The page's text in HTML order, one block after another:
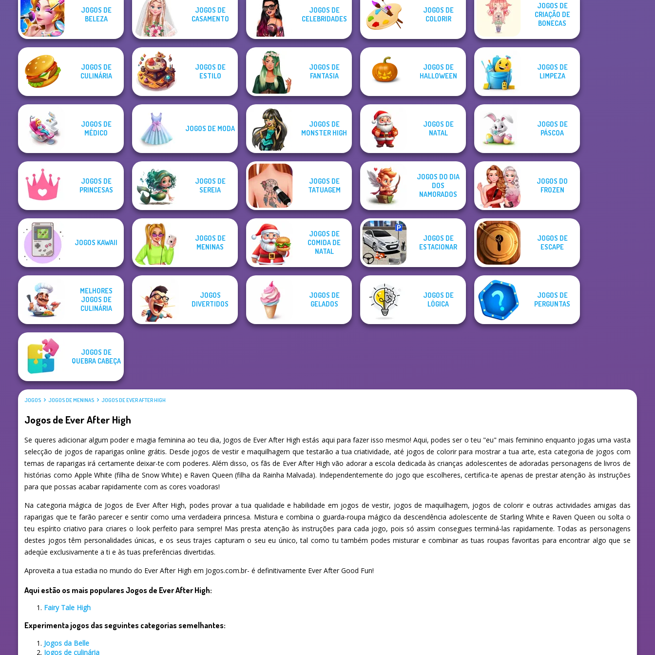
JOGOS DE
BELEZA
JOGOS DE
CASAMENTO
JOGOS DE
CELEBRIDADES
JOGOS DE
COLORIR
JOGOS DE
CRIAÇÃO DE
BONECAS
JOGOS DE
CULINÁRIA
JOGOS DE
ESTILO
JOGOS DE
FANTASIA
JOGOS DE
HALLOWEEN
JOGOS DE
LIMPEZA
JOGOS DE
MÉDICO
JOGOS DE MODA
JOGOS DE
MONSTER HIGH
JOGOS DE
NATAL
JOGOS DE
PÁSCOA
JOGOS DE
PRINCESAS
JOGOS DE
SEREIA
JOGOS DE
TATUAGEM
JOGOS DO DIA
DOS
NAMORADOS
JOGOS DO
FROZEN
JOGOS KAWAII
JOGOS DE
MENINAS
JOGOS DE
COMIDA DE
NATAL
JOGOS DE
ESTACIONAR
JOGOS DE
ESCAPE
MELHORES
JOGOS DE
CULINÁRIA
JOGOS
DIVERTIDOS
JOGOS DE
GELADOS
JOGOS DE
LÓGICA
JOGOS DE
PERGUNTAS
JOGOS DE
QUEBRA CABEÇA
JOGOS JOGOS DE MENINAS JOGOS DE EVER AFTER HIGH
Jogos de Ever After High
Se queres adicionar algum poder e magia feminina ao teu dia, Jogos de Ever After High estás aqui para fazer isso mesmo! Aqui, podes ser o teu "eu" mais feminino enquanto jogas uma vasta
selecção de jogos de raparigas online grátis. Desde jogos de vestir e maquilhagem que testarão a tua criatividade, até jogos de colorir para mostrar a tua arte, esta categoria de jogos com
temas de raparigas irá certamente deixar-te com poderes. Além disso, os fãs de Ever After High vão adorar a escola dedicada às crianças adolescentes de adoradas personagens de livros de
histórias como Apple White (filha de Snow White) e Raven Queen (filha da Rainha Malvada). Independentemente do jogo que escolheres, certifica-te apenas de prestar atenção às instruções
para que possas acabar rapidamente com as cores voadoras!
Na categoria mágica de Jogos de Ever After High, podes provar a tua qualidade e habilidade em jogos de vestir, jogos de maquilhagem, jogos de colorir e outras actividades amigas das
raparigas que te farão parecer e sentir como uma verdadeira princesa. Mistura e combina o guarda-roupa mágico da descendência adolescente de Starling White e Raven Queen ou solta o
teu espírito criativo para criares o look perfeito para sempre! Mas presta atenção às instruções para cada jogo, pois só assim consegues terminá-las rapidamente. Todas as personagens
destes jogos têm personalidades únicas, e os seus trajes capturam o seu eu único, tal como tu também podes misturar e combinar as tuas roupas favoritas para encontrar algo que se
adeqúe exclusivamente a ti e às tuas preferências divertidas.
Aproveita a tua estadia no mundo do Ever After High em Jogos.com.br- é definitivamente Ever After Good Fun!
Aqui estão os mais populares Jogos de Ever After High:
Fairy Tale High
Experimenta jogos das seguintes categorias semelhantes:
Jogos da Belle
Jogos de culinária